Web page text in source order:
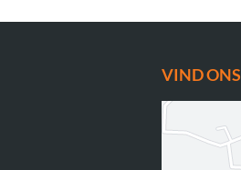
VIND ONS